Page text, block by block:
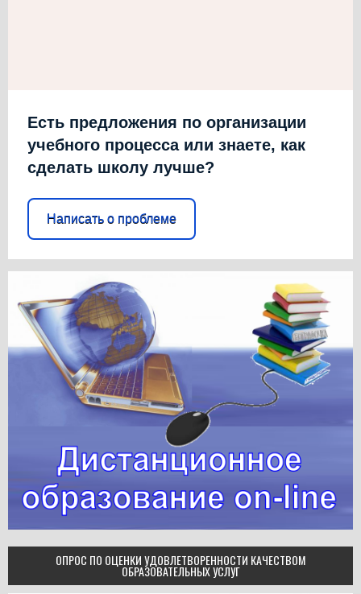
Есть предложения по организации
учебного процесса или знаете, как
сделать школу лучше?
Написать о проблеме
ОПРОС ПО ОЦЕНКИ УДОВЛЕТВОРЕННОСТИ КАЧЕСТВОМ
ОБРАЗОВАТЕЛЬНЫХ УСЛУГ